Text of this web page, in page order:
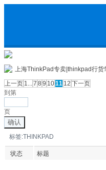
海ThinkPad专卖|thinkpad行货笔
记本|上海IBM笔记本电脑|上海
上海ThinkPad专卖|thinkpad行
上一页 1...7 8 9 1011 12 下一页
到第
页
确认
标签:THINKPAD
状态 标题